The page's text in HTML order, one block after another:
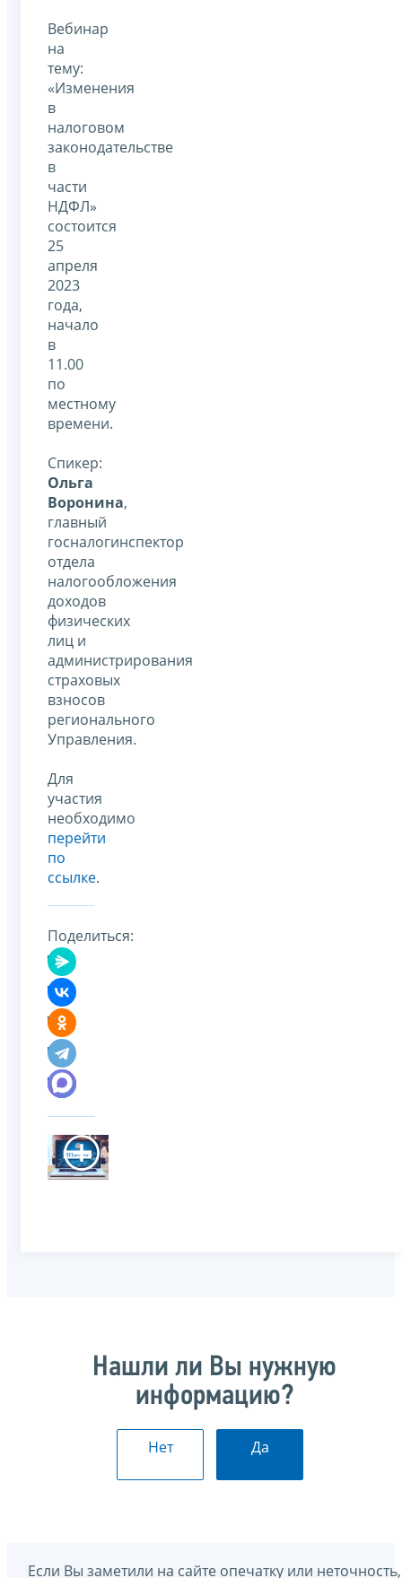
Вебинар
на
тему:
«Изменения
в
налоговом
законодательстве
в
части
НДФЛ»
состоится
25
апреля
2023
года,
начало
в
11.00
по
местному
времени.
Спикер:
Ольга
Воронина,
главный
госналогинспектор
отдела
налогообложения
доходов
физических
лиц и
администрирования
страховых
взносов
регионального
Управления.
Для
участия
необходимо
перейти
по
ссылке.
Поделиться:
Нашли ли Вы нужную
информацию?
Нет Да
Если Вы заметили на сайте опечатку или неточность,